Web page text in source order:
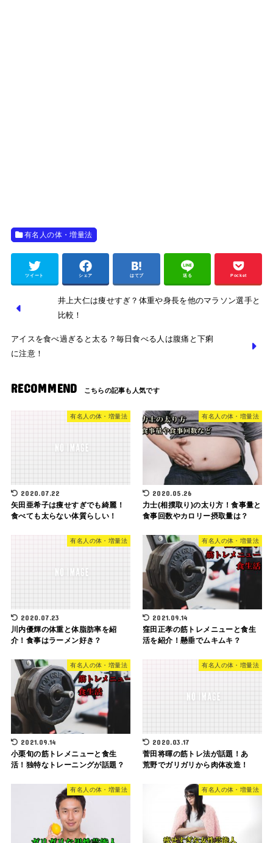
有名人の体・増量法
ツイート シェア はてブ 送る Pocket
井上大仁は痩せすぎ？体重や身長を他のマラソン選手と
比較！
アイスを食べ過ぎると太る？毎日食べる人は腹痛と下痢
に注意！
RECOMMEND
有名人の体・増量法
2020.07.22
矢田亜希子は痩せすぎでも綺麗！
食べても太らない体質らしい！
有名人の体・増量法
2020.05.26
力士(相撲取り)の太り方！食事量と
食事回数やカロリー摂取量は？
有名人の体・増量法
2020.07.23
川内優輝の体重と体脂肪率を紹
介！食事はラーメン好き？
有名人の体・増量法
2021.09.14
窪田正孝の筋トレメニューと食生
活を紹介！懸垂でムキムキ？
有名人の体・増量法
2021.09.14
小栗旬の筋トレメニューと食生
活！独特なトレーニングが話題？
有名人の体・増量法
2020.03.17
菅田将暉の筋トレ法が話題！あゝ
荒野でガリガリから肉体改造！
有名人の体・増量法 有名人の体・増量法